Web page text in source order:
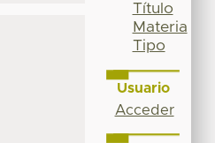
Título
Materia
Tipo
Usuario
Acceder